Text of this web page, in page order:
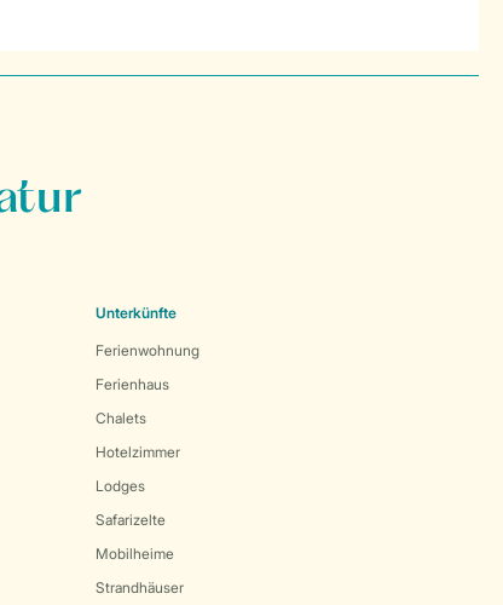
Unterkünfte
Ferienwohnung
Ferienhaus
Chalets
Hotelzimmer
Lodges
Safarizelte
Mobilheime
Strandhäuser